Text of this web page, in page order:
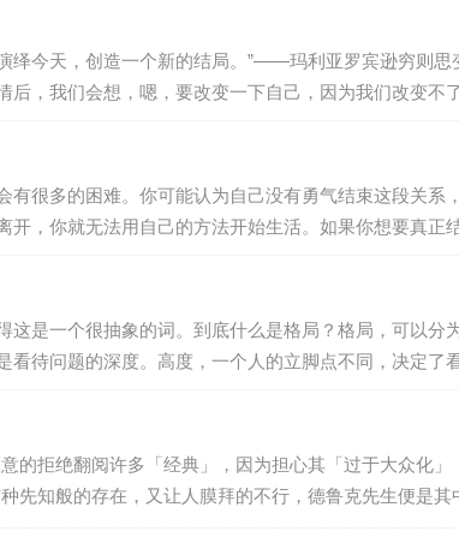
力量的改变现状，维护内心最后的尊严。这个时候如果
感的内心，让他感到自己没面子、没…
今天，创造一个新的结局。”——玛利亚罗宾逊穷则思
，我们会想，嗯，要改变一下自己，因为我们改变不
改变自己？很多时候，改变自己会痛苦，但不改变自
。虽然是这样，但在很多时候，我们必须要改变自己。
一种斩断自己退路的勇气。因为身…
很多的困难。你可能认为自己没有勇气结束这段关系
，你就无法用自己的方法开始生活。如果你想要真正
要的是树立勇气，敢于去做 01.为结束关系做准备 发现
长，因为被控制或操纵的人不承认关系存在任何错误。
已经…
是一个很抽象的词。到底什么是格局？格局，可以分
待问题的深度。高度，一个人的立脚点不同，决定了
角度出发，所考虑的问题、所做的决策自然是不同的
所以，遇到问题，不要老是走自己的老路，从自己的角
一些事，做出更好的决策。长度，一…
的拒绝翻阅许多「经典」，因为担心其「过于大众化」
先知般的存在，又让人膜拜的不行，德鲁克先生便是其
克：成果管理 ，而这篇关于《如何自我管理》 在今天